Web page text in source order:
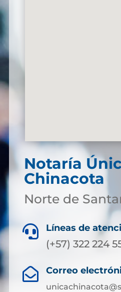
Notaría
Chinacota
Norte de
 Líneas de
(+57) 322 224
 Correo